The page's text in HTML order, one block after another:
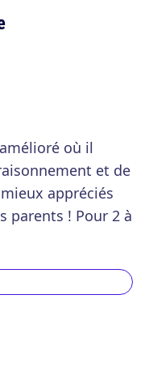
où il
et de
appréciés
parents ! Pour 2 à